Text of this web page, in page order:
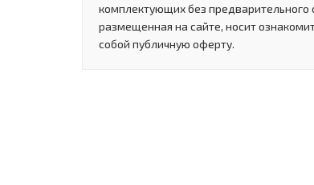
комплектующих без
размещенная на сайте, носит
собой публичную оферту.